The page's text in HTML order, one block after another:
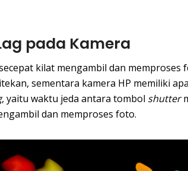
pada Kamera
kilat mengambil dan memproses
sementara kamera HP memiliki apa
, yaitu waktu jeda antara tombol shutter
dan memproses foto.